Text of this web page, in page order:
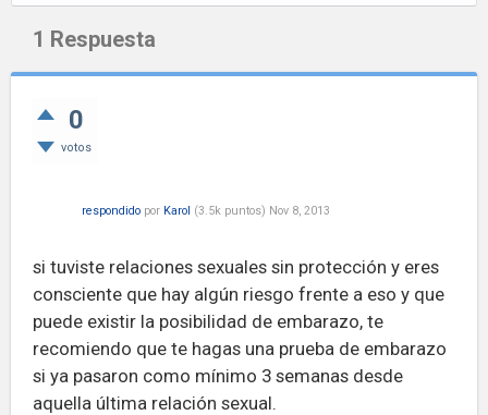
1 Respuesta
0
votos
respondido por Karol (3.5k puntos) Nov 8, 2013
si tuviste relaciones sexuales sin protección y eres
consciente que hay algún riesgo frente a eso y que
puede existir la posibilidad de embarazo, te
recomiendo que te hagas una prueba de embarazo
si ya pasaron como mínimo 3 semanas desde
aquella última relación sexual.